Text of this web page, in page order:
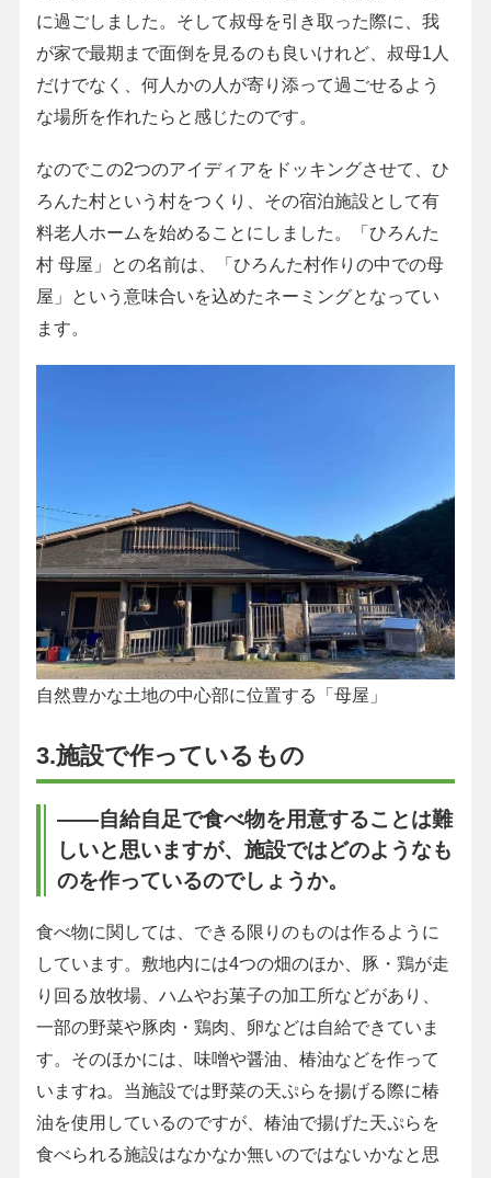
に過ごしました。そして叔母を引き取った際に、我
が家で最期まで面倒を見るのも良いけれど、叔母1人
だけでなく、何人かの人が寄り添って過ごせるよう
な場所を作れたらと感じたのです。
なのでこの2つのアイディアをドッキングさせて、ひ
ろんた村という村をつくり、その宿泊施設として有
料老人ホームを始めることにしました。「ひろんた
村 母屋」との名前は、「ひろんた村作りの中での母
屋」という意味合いを込めたネーミングとなってい
ます。
自然豊かな土地の中心部に位置する「母屋」
3.施設で作っているもの
――自給自足で食べ物を用意することは難
しいと思いますが、施設ではどのようなも
のを作っているのでしょうか。
食べ物に関しては、できる限りのものは作るように
しています。敷地内には4つの畑のほか、豚・鶏が走
り回る放牧場、ハムやお菓子の加工所などがあり、
一部の野菜や豚肉・鶏肉、卵などは自給できていま
す。そのほかには、味噌や醤油、椿油などを作って
いますね。当施設では野菜の天ぷらを揚げる際に椿
油を使用しているのですが、椿油で揚げた天ぷらを
食べられる施設はなかなか無いのではないかなと思